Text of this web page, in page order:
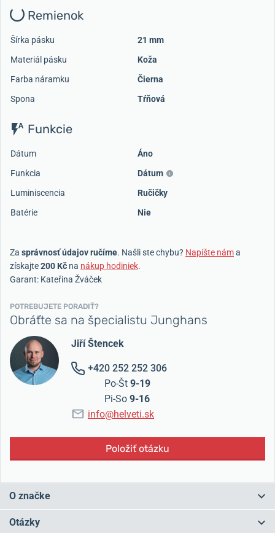
Remienok
Šírka pásku
21 mm
Materiál pásku
Koža
Farba náramku
Čierna
Spona
Tŕňová
Funkcie
Dátum
Áno
Funkcia
Dátum
Luminiscencia
Ručičky
Batérie
Nie
Za správnosť údajov ručíme. Našli ste chybu? Napíšte náma
získajte200 Kč na nákup hodiniek.
Garant: Kateřina Žváček
POTREBUJETE PORADIŤ?
Obráťte sa na špecialistu Junghans
Jiří Štencek
+420 252 252 306
Po-Št 9-19
Pi-So 9-16
info@helveti.sk
Položiť otázku
O značke
pochádzajú z nemeckého Schrambergu a patria k najúspešnejším
Otázky